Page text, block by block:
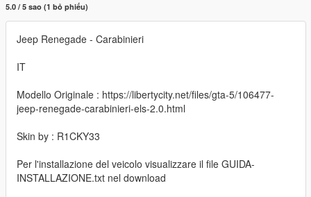
5.0 / 5 sao (1 bỏ phiếu)
Jeep Renegade - Carabinieri
IT
Modello Originale : https://libertycity.net/files/gta-5/106477-
jeep-renegade-carabinieri-els-2.0.html
Skin by : R1CKY33
Per l'installazione del veicolo visualizzare il file GUIDA-
INSTALLAZIONE.txt nel download